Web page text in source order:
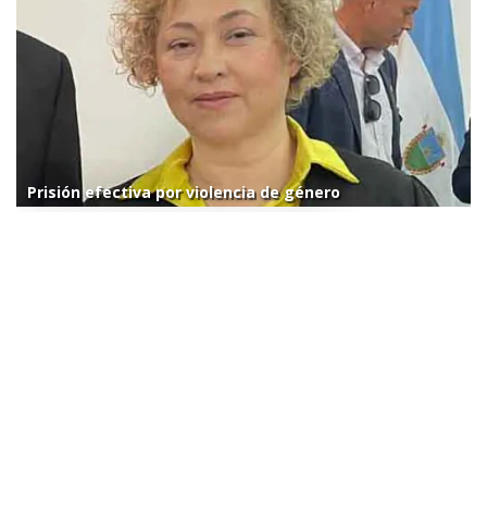
Prisión efectiva por violencia de género